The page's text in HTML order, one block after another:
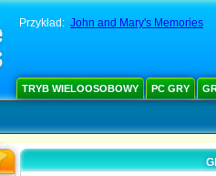
Przykład: John and Mary's Memories
TRYB WIELOOSOBOWY PC GRY